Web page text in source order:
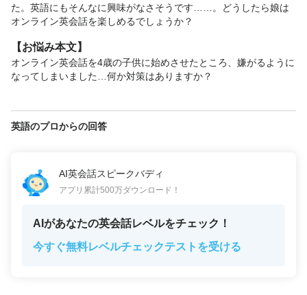
た。英語にもそんなに興味がなさそうです……。どうしたら娘は
オンライン英会話を楽しめるでしょうか？
【お悩み本文】
オンライン英会話を4歳の子供に始めさせたところ、嫌がるように
なってしまいました…何か対策はありますか？
英語のプロからの回答
AI英会話スピークバディ
アプリ累計500万ダウンロード！
AIがあなたの英会話レベルをチェック！
今すぐ無料レベルチェックテストを受ける